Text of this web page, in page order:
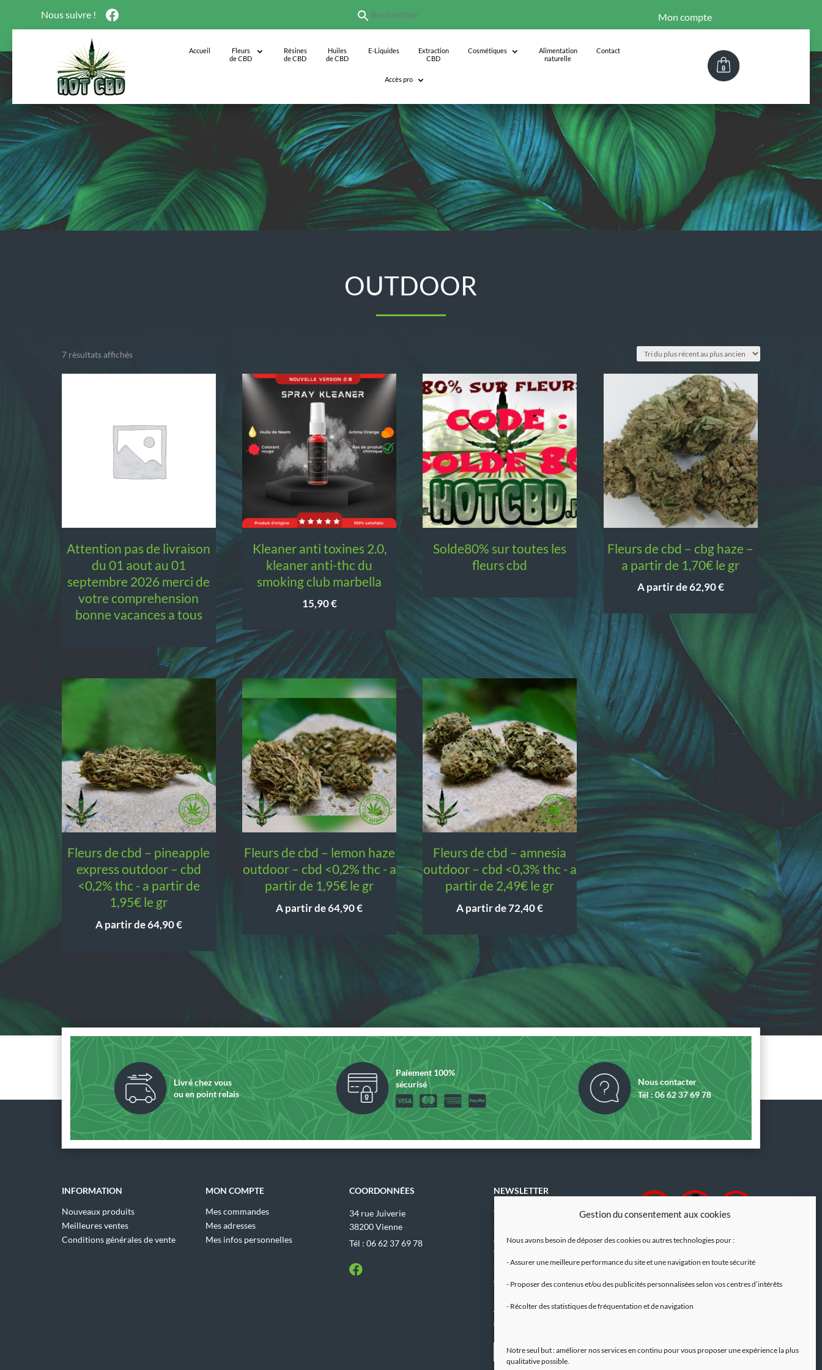
Gestion du consentement aux cookies
Nous avons besoin de déposer des cookies ou autres technologies pour :
- Assurer une meilleure performance du site et une navigation en toute sécurité
- Proposer des contenus et/ou des publicités personnalisées selon vos centres d’intérêts
- Récolter des statistiques de fréquentation et de navigation
Notre seul but : améliorer nos services en continu pour vous proposer une expérience la plus
qualitative possible.
Nous suivre ! Mon compte
Accueil
Fleurs
de CBD
Résines
de CBD
Huiles
de CBD
E-Liquides
Extraction
CBD
Cosmétiques
Alimentation
naturelle
Contact
Accès pro
0
OUTDOOR
7 résultats affichés
attention pas de livraison
du 01 aout au 01
septembre 2026 merci de
votre comprehension
bonne vacances a tous
kleaner anti toxines 2.0,
kleaner anti-thc du
smoking club marbella
15,90€
solde80% sur toutes les
fleurs cbd
fleurs de cbd – cbg haze –
a partir de 1,70€ le gr
A partir de62,90€
fleurs de cbd – pineapple
express outdoor – cbd
<0,2% thc - a partir de
1,95€ le gr
A partir de64,90€
fleurs de cbd – lemon haze
outdoor – cbd <0,2% thc - a
partir de 1,95€ le gr
A partir de64,90€
fleurs de cbd – amnesia
outdoor – cbd <0,3% thc - a
partir de 2,49€ le gr
A partir de72,40€
Livré chez vous
ou en point relais
Paiement 100%
sécurisé
Nous contacter
Tél : 06 62 37 69 78
INFORMATION
Nouveaux produits
Meilleures ventes
Conditions générales de vente
MON COMPTE
Mes commandes
Mes adresses
Mes infos personnelles
COORDONNÉES
34 rue Juiverie
38200 Vienne
Tél : 06 62 37 69 78
NEWSLETTER
Votre adresse de messagerie est
uniquement utilisée pour vous
envoyer les mailings.
Vous pouvez à tout moment
utiliser le lien de
désabonnement intégré dans les
Pour en savoir plus, consultez nos
mentions légales.